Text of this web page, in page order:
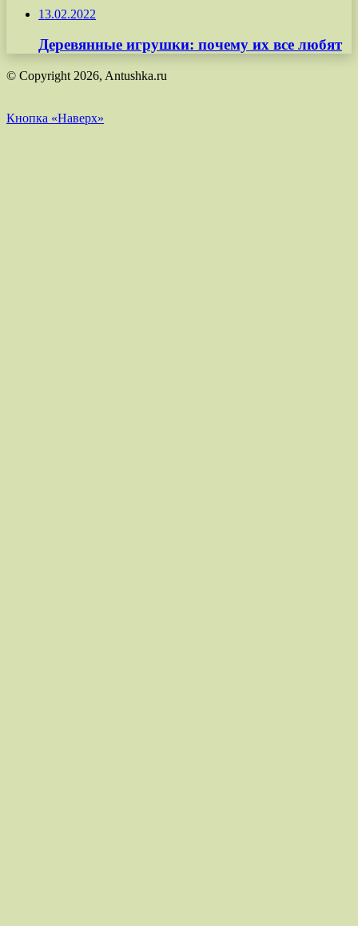
13.02.2022
Деревянные игрушки: почему их все любят
© Copyright 2026, Antushka.ru
Кнопка «Наверх»